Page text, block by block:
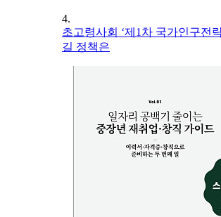
4.
초고령사회 ‘제1차 국가인구전
길 정책은